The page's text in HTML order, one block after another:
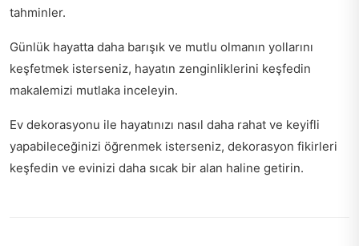
tahminler.
Günlük hayatta daha barışık ve mutlu olmanın yollarını
keşfetmek isterseniz, hayatın zenginliklerini keşfedin
makalemizi mutlaka inceleyin.
Ev dekorasyonu ile hayatınızı nasıl daha rahat ve keyifli
yapabileceğinizi öğrenmek isterseniz, dekorasyon fikirleri
keşfedin ve evinizi daha sıcak bir alan haline getirin.